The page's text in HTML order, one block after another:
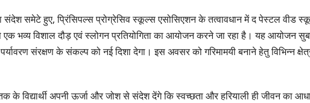
संदेश समेटे हुए, प्रिंसिपल्स प्रोग्रेसिव स्कूल्स एसोसिएशन के तत्वावधान में द पेस्टल वीड
भव्य विशाल दौड़ एवं स्लोगन प्रतियोगिता का आयोजन करने जा रहा है। यह आयोजन
संरक्षण के संकल्प को नई दिशा देगा। इस अवसर को गरिमामयी बनाने हेतु विभिन्न
के विद्यार्थी अपनी ऊर्जा और जोश से संदेश देंगे कि स्वच्छता और हरियाली ही जीवन का